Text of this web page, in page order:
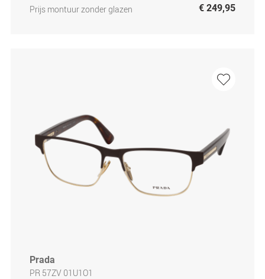
Prijs montuur zonder glazen
€ 249,95
Prada
PR 57ZV 01U1O1